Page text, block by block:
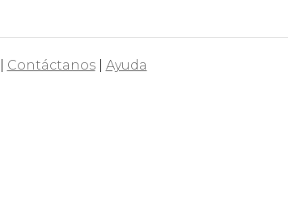
Contáctanos| Ayuda